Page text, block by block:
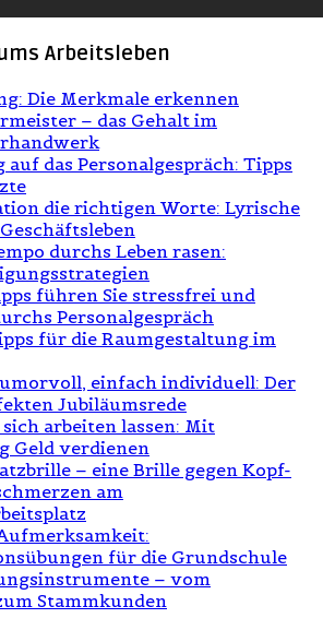
Arbeitsleben
Die Merkmale erkennen
– das Gehalt im
das Personalgespräch: Tipps
die richtigen Worte: Lyrische
durchs Leben rasen:
führen Sie stressfrei und
Personalgespräch
für die Raumgestaltung im
einfach individuell: Der
Jubiläumsrede
arbeiten lassen: Mit
Geld verdienen
– eine Brille gegen Kopf-
am
für die Grundschule
– vom
Stammkunden